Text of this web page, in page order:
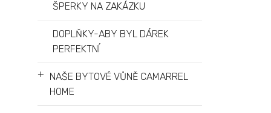
ŠPERKY NA ZAKÁZKU
DOPLŇKY-ABY BYL DÁREK
PERFEKTNÍ
+ NAŠE BYTOVÉ VŮNĚ CAMARREL
HOME